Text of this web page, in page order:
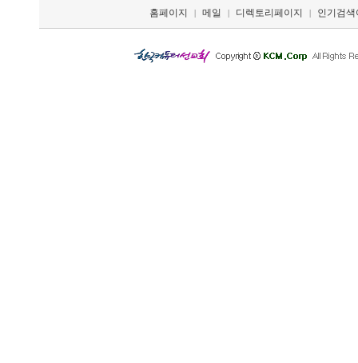
홈페이지 | 메일 | 디렉토리페이지 | 인기검색